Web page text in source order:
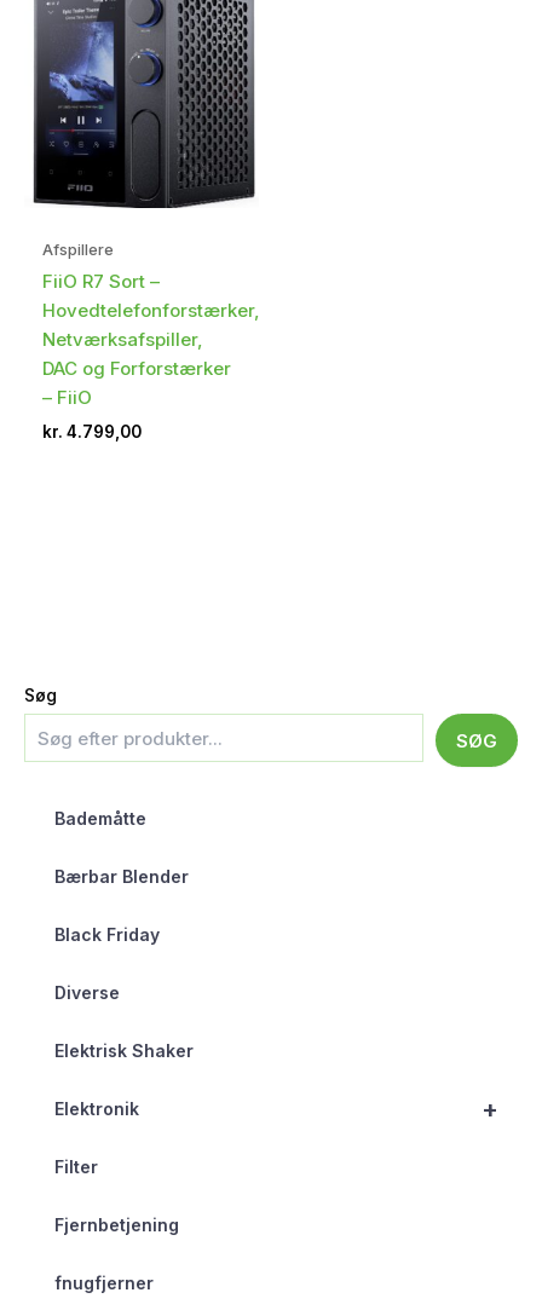
Søg
SØG
Bademåtte
Bærbar Blender
Black Friday
Diverse
Elektrisk Shaker
+
Elektronik
Filter
Fjernbetjening
fnugfjerner
Afspillere
FiiO R7 Sort –
Hovedtelefonforstærker,
Netværksafspiller,
DAC og Forforstærker
– FiiO
kr. 4.799,00